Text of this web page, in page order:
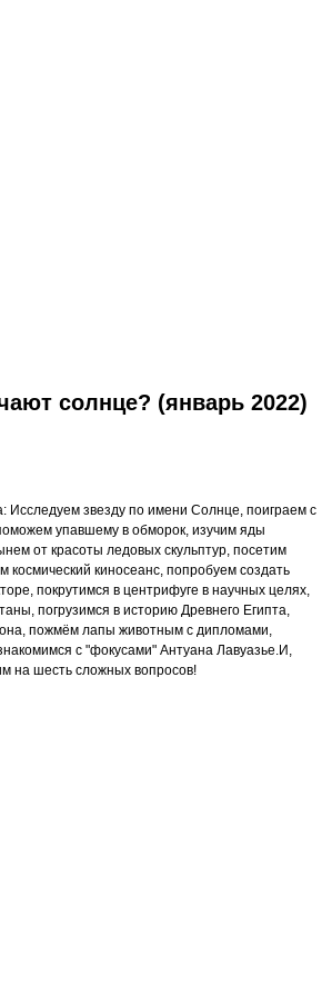
солнце? (январь 2022)
Исследуем звезду по имени Солнце, поиграем с
упавшему в обморок, изучим яды
от красоты ледовых скульптур, посетим
космический киносеанс, попробуем создать
покрутимся в центрифуге в научных целях,
погрузимся в историю Древнего Египта,
пожмём лапы животным с дипломами,
с "фокусами" Антуана Лавуазье.И,
на шесть сложных вопросов!